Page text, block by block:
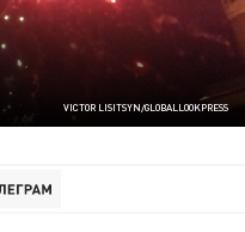
VICTOR LISITSYN/GLOBALLOOKPRESS